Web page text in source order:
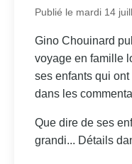
Publié le mardi 14
Gino Chouinard
voyage en famille
ses enfants qui
dans les
Que dire de ses
grandi... Détails